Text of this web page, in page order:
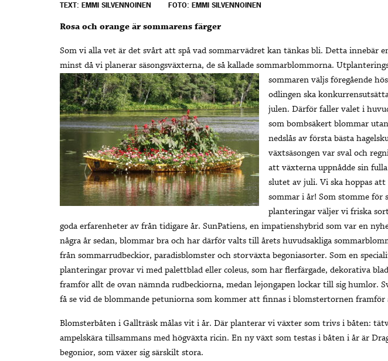
TEXT: EMMI SILVENNOINEN FOTO: EMMI SILVENNOINEN
Rosa och orange är sommarens färger
Som vi alla vet är det svårt att spå vad sommarvädret kan tänkas bli. Detta innebär
minst då vi planerar säsongsväxterna, de så kallade sommarblommorna.
sommaren väljs föregående
odlingen ska
julen. Därför faller valet i
som bombsäkert blommar
nedslås av första bästa
växtsäsongen var sval och
att växterna uppnådde sin
slutet av juli. Vi ska hoppas
sommar i år! Som stomme för
planteringar väljer vi friska
goda erfarenheter av från tidigare år. SunPatiens, en impatienshybrid som var en
några år sedan, blommar bra och har därför valts till årets huvudsakliga
från sommarrudbeckior, paradisblomster och storväxta begoniasorter. Som en
planteringar provar vi med palettblad eller coleus, som har flerfärgade, dekorativa
framför allt de ovan nämnda rudbeckiorna, medan lejongapen lockar till sig humlor.
få se vid de blommande petuniorna som kommer att finnas i blomstertornen framför
Blomsterbåten i Gallträsk målas vit i år. Där planterar vi växter som trivs i båten:
ampelskära tillsammans med högväxta ricin. En ny växt som testas i båten i år är
begonior, som växer sig särskilt stora.